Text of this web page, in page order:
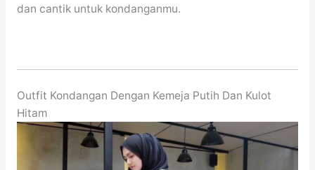
dan cantik untuk kondanganmu.
Outfit Kondangan Dengan Kemeja Putih Dan Kulot
Hitam